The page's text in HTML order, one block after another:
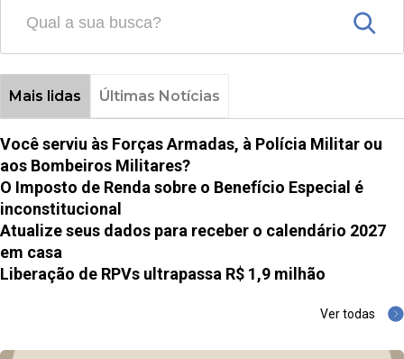
Mais lidas Últimas Notícias
Você serviu às Forças Armadas, à Polícia Militar ou
aos Bombeiros Militares?
O Imposto de Renda sobre o Benefício Especial é
inconstitucional
Atualize seus dados para receber o calendário 2027
em casa
Liberação de RPVs ultrapassa R$ 1,9 milhão
Ver todas